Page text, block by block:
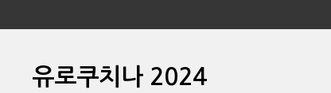
유로쿠치나 2024